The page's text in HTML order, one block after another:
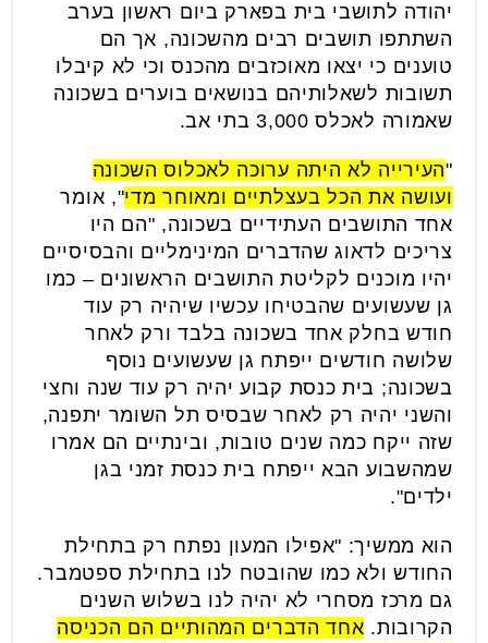
יהודה לתושבי בית בפארק ביום ראשון בערב
השתתפו תושבים רבים מהשכונה, אך הם
טוענים כי יצאו מאוכזבים מהכנס וכי לא קיבלו
תשובות לשאלותיהם בנושאים בוערים בשכונה
שאמורה לאכלס 3,000 בתי אב.
"העירייה לא היתה ערוכה לאכלוס השכונה
ועושה את הכל בעצלתיים ומאוחר מדי", אומר
אחד התושבים העתידיים בשכונה, "הם היו
צריכים לדאוג שהדברים המינימליים והבסיסיים
יהיו מוכנים לקליטת התושבים הראשונים – כמו
גן שעשועים שהבטיחו עכשיו שיהיה רק עוד
חודש בחלק אחד בשכונה בלבד ורק לאחר
שלושה חודשים ייפתח גן שעשועים נוסף
בשכונה; בית כנסת קבוע יהיה רק עוד שנה וחצי
והשני יהיה רק לאחר שבסיס תל השומר יתפנה,
שזה ייקח כמה שנים טובות, ובינתיים הם אמרו
שמהשבוע הבא ייפתח בית כנסת זמני בגן
ילדים".
הוא ממשיך: "אפילו המעון נפתח רק בתחילת
החודש ולא כמו שהובטח לנו בתחילת ספטמבר.
גם מרכז מסחרי לא יהיה לנו בשלוש השנים
הקרובות. אחד הדברים המהותיים הם הכניסה